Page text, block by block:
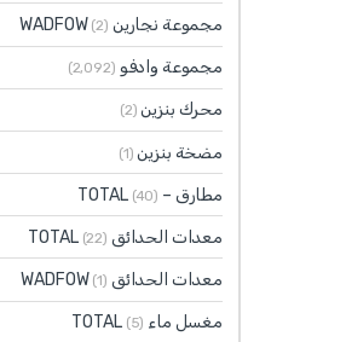
مجموعة نجارين WADFOW (2)
مجموعة وادفو (2٬092)
محرك بنزين (2)
مضخة بنزين (1)
مطارق – TOTAL (40)
معدات الحدائق TOTAL (22)
معدات الحدائق WADFOW (1)
مغسل ماء TOTAL (5)